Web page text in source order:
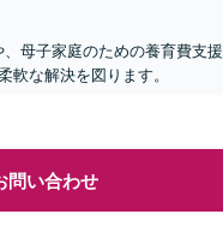
母子家庭のための養育費支援
な解決を図ります。
問い合わせ